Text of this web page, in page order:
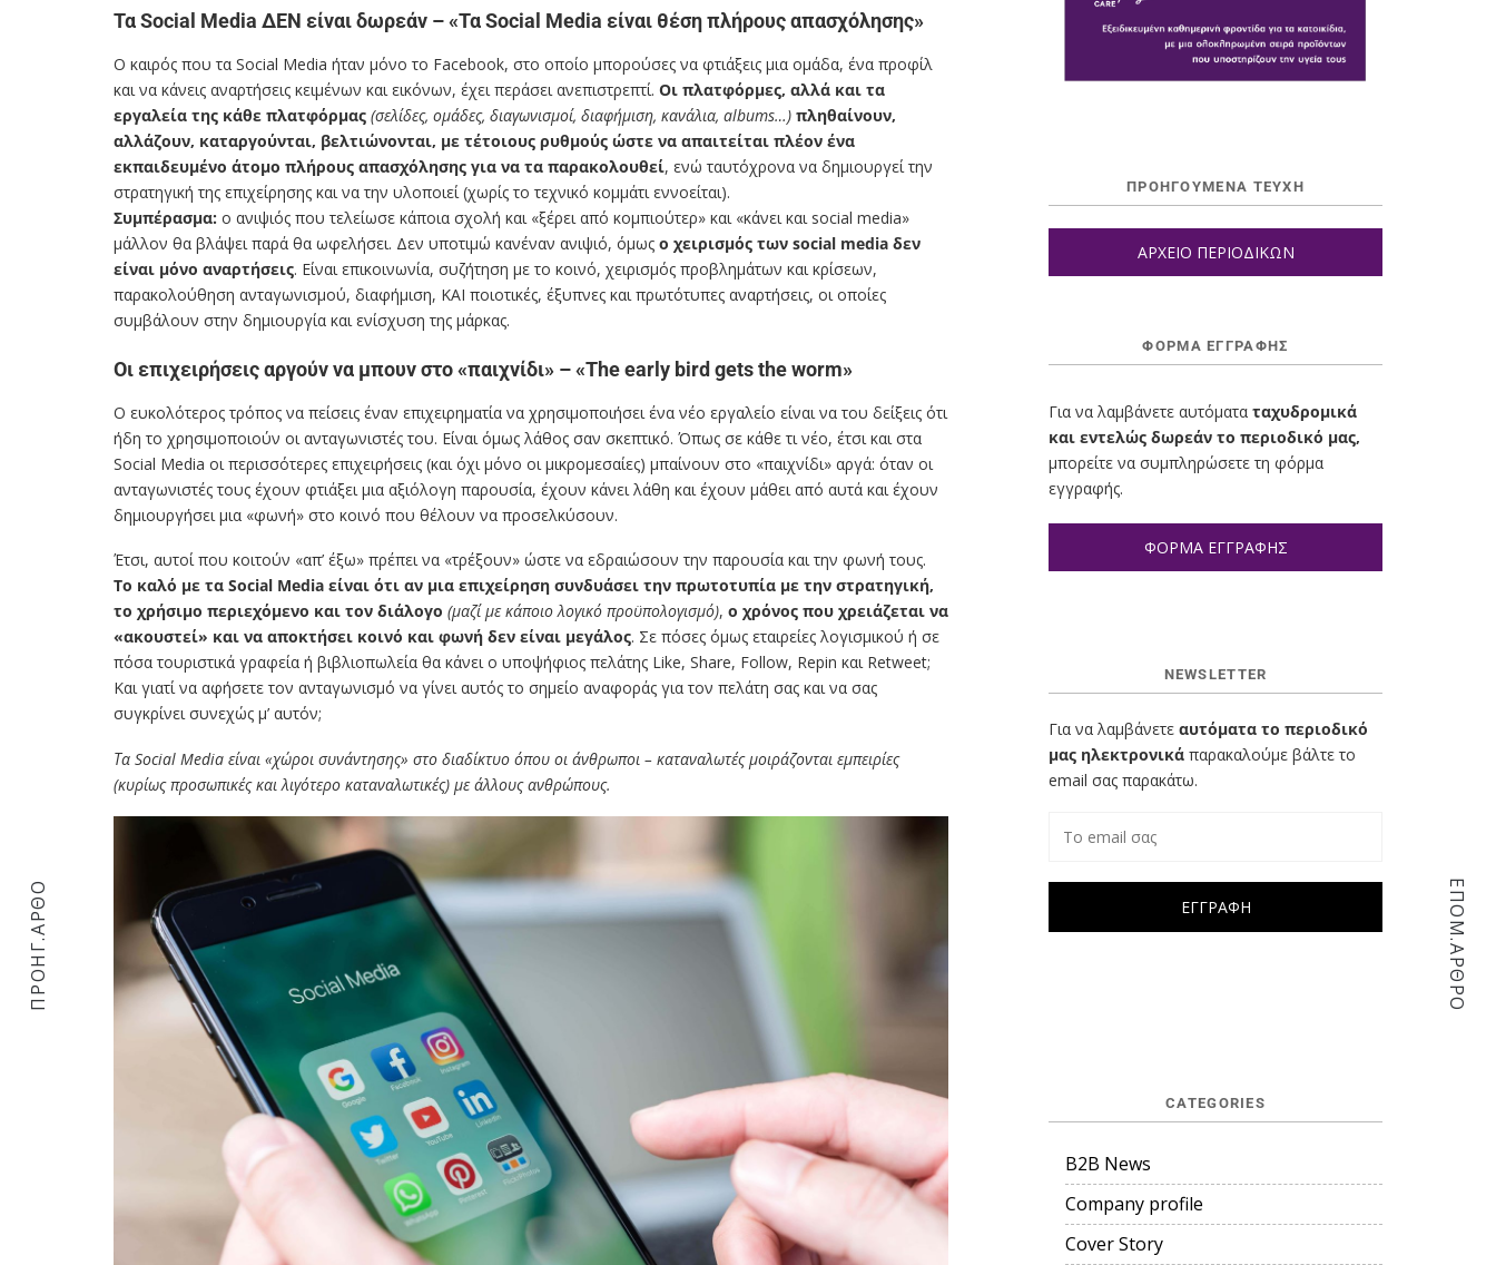
Τα Social Media ΔΕΝ είναι δωρεάν – «Τα Social Media είναι θέση πλήρους απασχόλησης»
Ο καιρός που τα Social Media ήταν μόνο το Facebook, στο οποίο μπορούσες να φτιάξεις μια ομάδα, ένα προφίλ
και να κάνεις αναρτήσεις κειμένων και εικόνων, έχει περάσει ανεπιστρεπτί. Οι πλατφόρμες, αλλά και τα
εργαλεία της κάθε πλατφόρμας (σελίδες, ομάδες, διαγωνισμοί, διαφήμιση, κανάλια, albums…) πληθαίνουν,
αλλάζουν, καταργούνται, βελτιώνονται, με τέτοιους ρυθμούς ώστε να απαιτείται πλέον ένα
εκπαιδευμένο άτομο πλήρους απασχόλησης για να τα παρακολουθεί, ενώ ταυτόχρονα να δημιουργεί την
στρατηγική της επιχείρησης και να την υλοποιεί (χωρίς το τεχνικό κομμάτι εννοείται).
Συμπέρασμα: ο ανιψιός που τελείωσε κάποια σχολή και «ξέρει από κομπιούτερ» και «κάνει και social media»
μάλλον θα βλάψει παρά θα ωφελήσει. Δεν υποτιμώ κανέναν ανιψιό, όμως ο χειρισμός των social media δεν
είναι μόνο αναρτήσεις. Είναι επικοινωνία, συζήτηση με το κοινό, χειρισμός προβλημάτων και κρίσεων,
παρακολούθηση ανταγωνισμού, διαφήμιση, ΚΑΙ ποιοτικές, έξυπνες και πρωτότυπες αναρτήσεις, οι οποίες
συμβάλουν στην δημιουργία και ενίσχυση της μάρκας.
Οι επιχειρήσεις αργούν να μπουν στο «παιχνίδι» – «The early bird gets the worm»
Ο ευκολότερος τρόπος να πείσεις έναν επιχειρηματία να χρησιμοποιήσει ένα νέο εργαλείο είναι να του δείξεις ότι
ήδη το χρησιμοποιούν οι ανταγωνιστές του. Είναι όμως λάθος σαν σκεπτικό. Όπως σε κάθε τι νέο, έτσι και στα
Social Media οι περισσότερες επιχειρήσεις (και όχι μόνο οι μικρομεσαίες) μπαίνουν στο «παιχνίδι» αργά: όταν οι
ανταγωνιστές τους έχουν φτιάξει μια αξιόλογη παρουσία, έχουν κάνει λάθη και έχουν μάθει από αυτά και έχουν
δημιουργήσει μια «φωνή» στο κοινό που θέλουν να προσελκύσουν.
Έτσι, αυτοί που κοιτούν «απ’ έξω» πρέπει να «τρέξουν» ώστε να εδραιώσουν την παρουσία και την φωνή τους.
Το καλό με τα Social Media είναι ότι αν μια επιχείρηση συνδυάσει την πρωτοτυπία με την στρατηγική,
το χρήσιμο περιεχόμενο και τον διάλογο (μαζί με κάποιο λογικό προϋπολογισμό), ο χρόνος που χρειάζεται να
«ακουστεί» και να αποκτήσει κοινό και φωνή δεν είναι μεγάλος. Σε πόσες όμως εταιρείες λογισμικού ή σε
πόσα τουριστικά γραφεία ή βιβλιοπωλεία θα κάνει ο υποψήφιος πελάτης Like, Share, Follow, Repin και Retweet;
Και γιατί να αφήσετε τον ανταγωνισμό να γίνει αυτός το σημείο αναφοράς για τον πελάτη σας και να σας
συγκρίνει συνεχώς μ’ αυτόν;
Τα Social Media είναι «χώροι συνάντησης» στο διαδίκτυο όπου οι άνθρωποι – καταναλωτές μοιράζονται εμπειρίες
(κυρίως προσωπικές και λιγότερο καταναλωτικές) με άλλους ανθρώπους.
ΠΡΟΗΓ.ΑΡΘΟ ΕΠΟΜ.ΑΡΘΡΟ
ΠΡΟΗΓΟΥΜΕΝΑ ΤΕΥΧΗ
ΑΡΧΕΙΟ ΠΕΡΙΟΔΙΚΩΝ
ΦΌΡΜΑ ΕΓΓΡΑΦΉΣ
Για να λαμβάνετε αυτόματα ταχυδρομικά
και εντελώς δωρεάν το περιοδικό μας,
μπορείτε να συμπληρώσετε τη φόρμα
εγγραφής.
ΦΟΡΜΑ ΕΓΓΡΑΦΗΣ
NEWSLETTER
Για να λαμβάνετε αυτόματα το περιοδικό
μας ηλεκτρονικά παρακαλούμε βάλτε το
email σας παρακάτω.
CATEGORIES
B2B News
Company profile
Cover Story